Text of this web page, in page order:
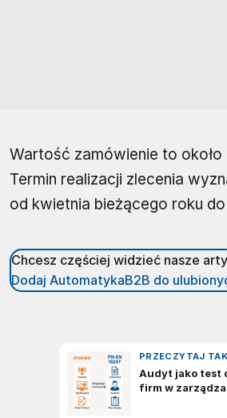
Wartość zamówienie to około
Termin realizacji zlecenia
od kwietnia bieżącego roku do
Chcesz częściej widzieć nasze
Dodaj AutomatykaB2B do